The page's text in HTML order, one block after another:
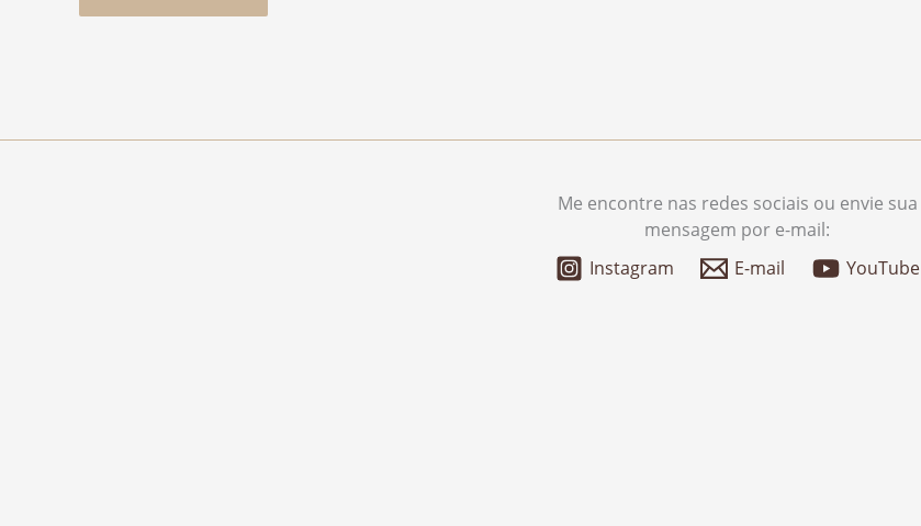
Me encontre nas redes sociais ou envie sua
mensagem por e-mail:
Instagram
E-mail YouTube